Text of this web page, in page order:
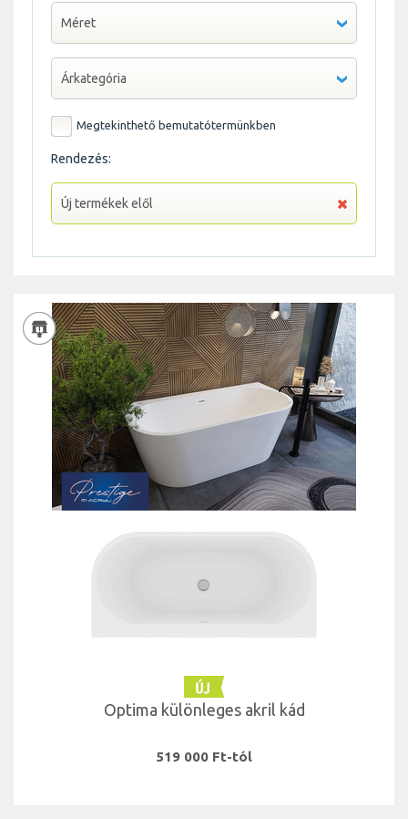
Méret
Árkategória
Megtekinthető bemutatótermünkben
Rendezés:
Új termékek elől
Optima különleges akril kád
519 000 Ft-tól